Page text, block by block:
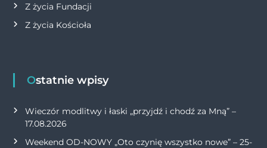
Z życia Fundacji
Z życia Kościoła
Ostatnie wpisy
Wieczór modlitwy i łaski „przyjdź i chodź za Mną” –
17.08.2026
Weekend OD-NOWY „Oto czynię wszystko nowe” – 25-